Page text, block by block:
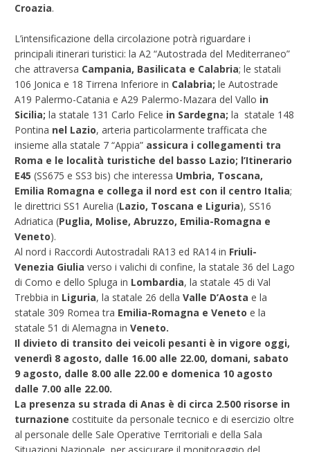
Croazia.
L’intensificazione della circolazione potrà riguardare i
principali itinerari turistici: la A2 “Autostrada del Mediterraneo”
che attraversa Campania, Basilicata e Calabria; le statali
106 Jonica e 18 Tirrena Inferiore in Calabria;le Autostrade
A19 Palermo-Catania e A29 Palermo-Mazara del Vallo in
Sicilia; la statale 131 Carlo Felice in Sardegna;la statale 148
Pontina nel Lazio, arteria particolarmente trafficata che
insieme alla statale 7 “Appia” assicura i collegamenti tra
Roma e le località turistiche del basso Lazio; l’Itinerario
E45 (SS675 e SS3 bis) che interessa Umbria, Toscana,
Emilia Romagna e collega il nord est con il centro Italia;
le direttrici SS1 Aurelia (Lazio, Toscana e Liguria), SS16
Adriatica (Puglia, Molise, Abruzzo, Emilia-Romagna e
Veneto).
Al nord i Raccordi Autostradali RA13 ed RA14 in Friuli-
Venezia Giulia verso i valichi di confine, la statale 36 del Lago
di Como e dello Spluga in Lombardia, la statale 45 di Val
Trebbia in Liguria, la statale 26 dellaValle D’Aosta e la
statale 309 Romea tra Emilia-Romagna e Venetoe la
statale 51 di Alemagna in Veneto.
Il divieto di transito dei veicoli pesanti è in vigore oggi,
venerdì 8 agosto, dalle 16.00 alle 22.00, domani, sabato
9 agosto, dalle 8.00 alle 22.00 e domenica 10 agosto
dalle 7.00 alle 22.00.
La presenza su strada di Anas è di circa 2.500 risorse in
turnazione costituite da personale tecnico e di esercizio oltre
al personale delle Sale Operative Territoriali e della Sala